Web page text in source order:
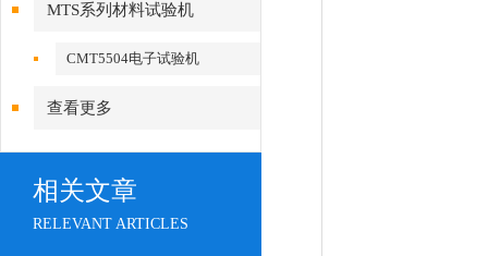
MTS系列材料试验机
CMT5504电子试验机
查看更多
相关文章
RELEVANT ARTICLES